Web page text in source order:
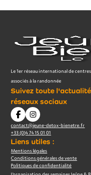
Le 1er réseau international de
associés à la randonnée
Suivez toute
réseaux sociaux
contact@jeune-detox-bienetre.fr
+33 (0)4 74 15 01 01
Liens utiles :
Mentions légales
Conditions générales de vente
Politiques de confidentialité